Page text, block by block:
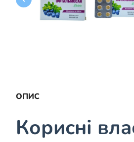
ОПИС
Корисні